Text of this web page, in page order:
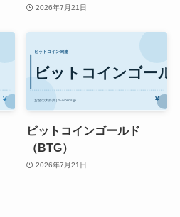
2026年7月21日
ビットコインゴールド
（BTG）
2026年7月21日